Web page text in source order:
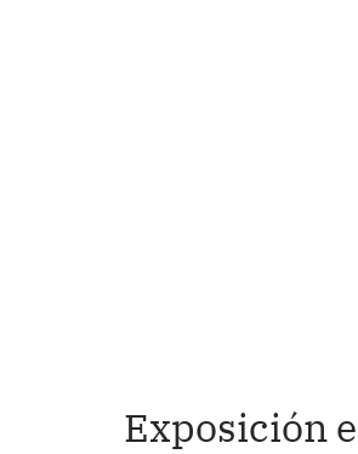
Exposición